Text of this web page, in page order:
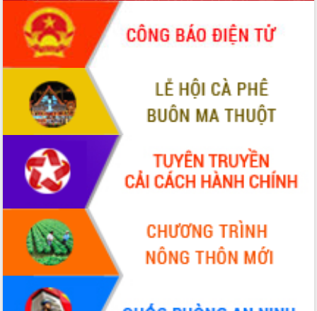
Tổ chức trang trọng Lễ hội Đền thờ
Lương Văn Chánh năm 2026
Phó Bí thư Tỉnh ủy Đắk Lắk Đỗ Hữu
Huy giữ chức Bí thư Đảng ủy Ủy Ban
Nhân dân tỉnh
Bệnh án điện tử thúc đẩy chuyển đổi
số y tế tại Đắk Lắk
Chuyển đổi số thư viện: Mở rộng
không gian tri thức trong thời đại số
Đánh giá, rút kinh nghiệm công tác tổ
chức diễn tập trước ngày bầu cử
Chương trình “Gặp gỡ hữu nghị –
Friendship Meeting New Year 2026”
Bầu cử Quốc hội và HĐND: Cử tri Đắk
Lắk gửi gắm niềm tin, kỳ vọng vào lá
phiếu
Đắk Lắk sẵn sàng các điều kiện cho
Ngày hội bầu cử đại biểu Quốc hội
khóa XVI và HĐND các cấp nhiệm kỳ
2026-2031